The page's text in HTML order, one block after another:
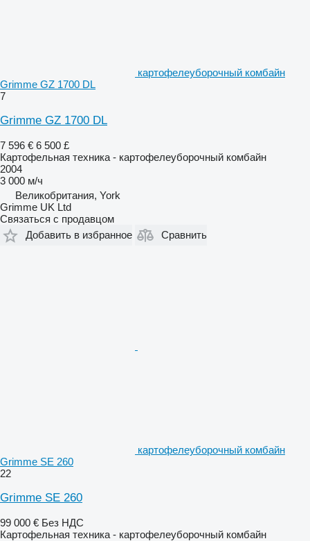
картофелеуборочный комбайн
Grimme GZ 1700 DL
7
Grimme GZ 1700 DL
7 596 € 6 500 £
Картофельная техника - картофелеуборочный комбайн
2004
3 000 м/ч
Великобритания, York
Grimme UK Ltd
Связаться с продавцом
Добавить в избранное
Сравнить
картофелеуборочный комбайн
Grimme SE 260
22
Grimme SE 260
99 000 € Без НДС
Картофельная техника - картофелеуборочный комбайн